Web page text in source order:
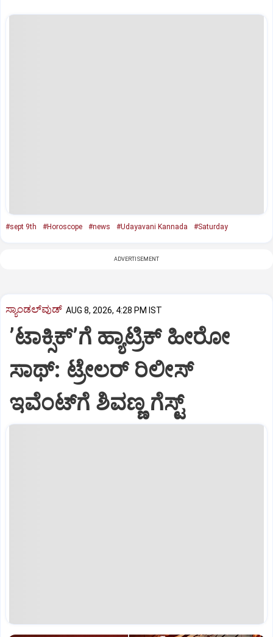
#sept 9th #Horoscope #news #Udayavani Kannada #Saturday
ADVERTISEMENT
ಸ್ಯಾಂಡಲ್‌ವುಡ್‌ AUG 8, 2026, 4:28 PM IST
ʼಟಾಕ್ಸಿಕ್‌ʼಗೆ ಹ್ಯಾಟ್ರಿಕ್‌ ಹೀರೋ
ಸಾಥ್:‌ ಟ್ರೇಲರ್‌ ರಿಲೀಸ್‌
ಇವೆಂಟ್‌ಗೆ ಶಿವಣ್ಣ ಗೆಸ್ಟ್